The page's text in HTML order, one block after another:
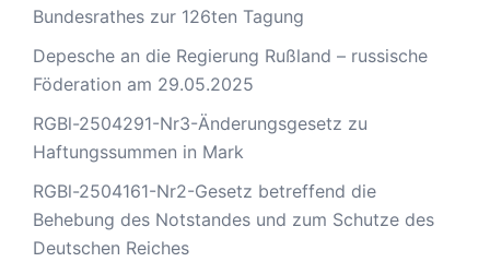
Bundesrathes zur 126ten Tagung
Depesche an die Regierung Rußland – russische
Föderation am 29.05.2025
RGBl-2504291-Nr3-Änderungsgesetz zu
Haftungssummen in Mark
RGBl-2504161-Nr2-Gesetz betreffend die
Behebung des Notstandes und zum Schutze des
Deutschen Reiches